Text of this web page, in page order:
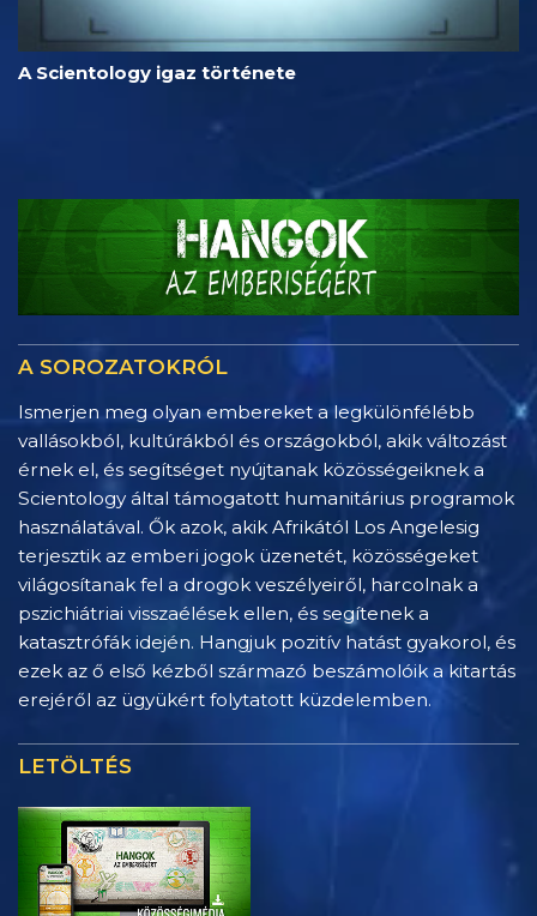
A Scientology igaz története
A SOROZATOKRÓL
Ismerjen meg olyan embereket a legkülönfélébb
vallásokból, kultúrákból és országokból, akik változást
érnek el, és segítséget nyújtanak közösségeiknek a
Scientology által támogatott humanitárius programok
használatával. Ők azok, akik Afrikától Los Angelesig
terjesztik az emberi jogok üzenetét, közösségeket
világosítanak fel a drogok veszélyeiről, harcolnak a
pszichiátriai visszaélések ellen, és segítenek a
katasztrófák idején. Hangjuk pozitív hatást gyakorol, és
ezek az ő első kézből származó beszámolóik a kitartás
erejéről az ügyükért folytatott küzdelemben.
LETÖLTÉS